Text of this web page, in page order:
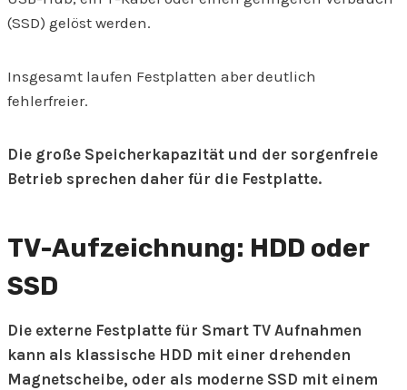
(SSD) gelöst werden.
Insgesamt laufen Festplatten aber deutlich
fehlerfreier.
Die große Speicherkapazität und der sorgenfreie
Betrieb sprechen daher für die Festplatte.
TV-Aufzeichnung: HDD oder
SSD
Die externe Festplatte für Smart TV Aufnahmen
kann als klassische HDD mit einer drehenden
Magnetscheibe, oder als moderne SSD mit einem